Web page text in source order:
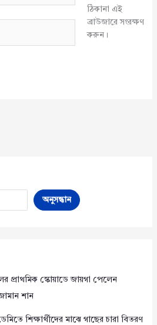
ঠিকানা এই
ব্রাউজারে সংরক্ষণ
করুন।
অনুসন্ধান
প্রাথমিক স্কোয়াডে জায়গা পেলেন
শান
শিক্ষার্থীদের মাঝে গাছের চারা বিতরণ